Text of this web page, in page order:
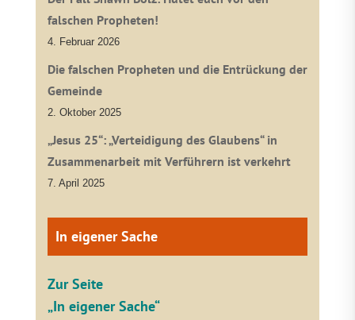
falschen Propheten!
4. Februar 2026
Die falschen Propheten und die Entrückung der
Gemeinde
2. Oktober 2025
„Jesus 25“: „Verteidigung des Glaubens“ in
Zusammenarbeit mit Verführern ist verkehrt
7. April 2025
In eigener Sache
Zur Seite
„In eigener Sache“